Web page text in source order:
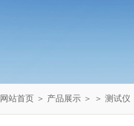
网站首页 ＞ 产品展示 ＞ ＞ 测试仪